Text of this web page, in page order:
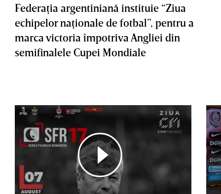
Federaţia argentiniană instituie “Ziua
echipelor naţionale de fotbal”, pentru a
marca victoria împotriva Angliei din
semifinalele Cupei Mondiale